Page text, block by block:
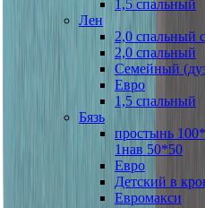
1,5 спальный
Лен
2,0 спальный
2,0 спальный
Семейный
Евро
1,5 спальный
Бязь
простынь
1нав 50*50
Евро
Детский в
Евромакси